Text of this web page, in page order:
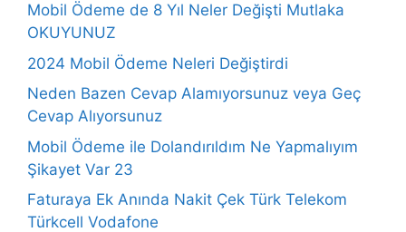
Mobil Ödeme de 8 Yıl Neler Değişti Mutlaka
OKUYUNUZ
2024 Mobil Ödeme Neleri Değiştirdi
Neden Bazen Cevap Alamıyorsunuz veya Geç
Cevap Alıyorsunuz
Mobil Ödeme ile Dolandırıldım Ne Yapmalıyım
Şikayet Var 23
Faturaya Ek Anında Nakit Çek Türk Telekom
Türkcell Vodafone